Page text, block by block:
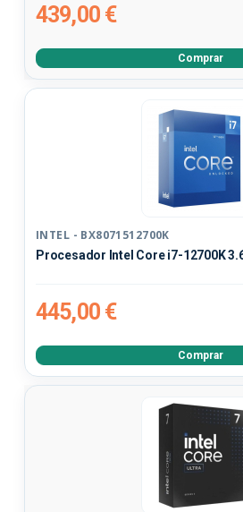
439,00 €
Comprar
INTEL - BX8071512700K
Procesador Intel Core i7-12700K
445,00 €
Comprar